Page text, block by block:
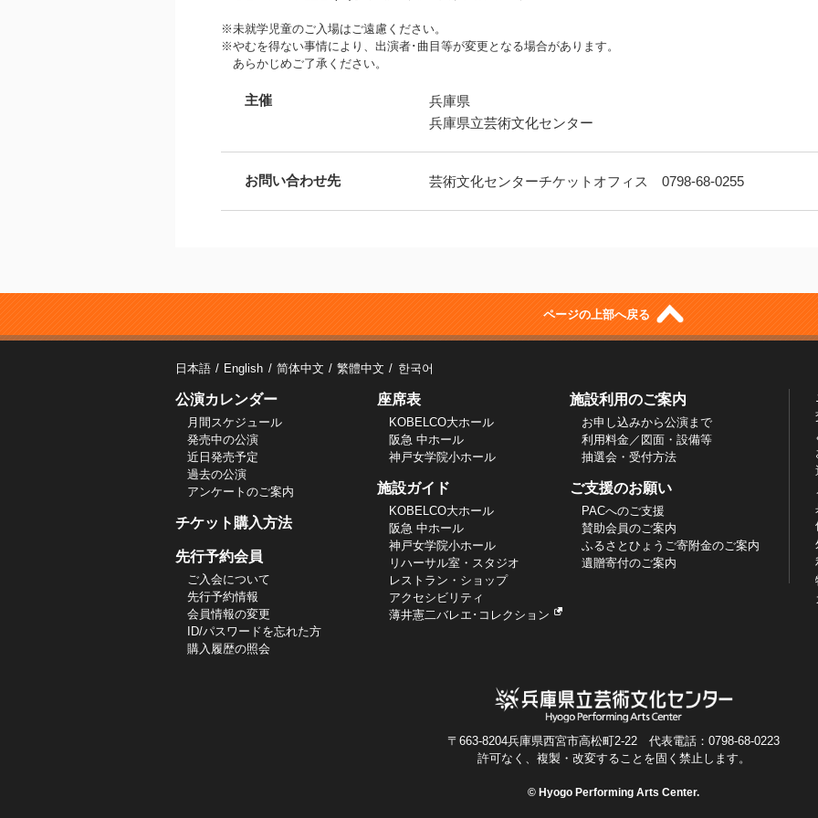
※未就学児童のご入場はご遠慮ください。
※やむを得ない事情により、出演者･曲目等が変更となる場合があります。
あらかじめご了承ください。
主催
兵庫県
兵庫県立芸術文化センター
お問い合わせ先 芸術文化センターチケットオフィス 0798-68-0255
ページの上部へ戻る
日本語 English 简体中文 繁體中文 한국어
公演カレンダー
月間スケジュール
発売中の公演
近日発売予定
過去の公演
アンケートのご案内
チケット購入方法
先行予約会員
ご入会について
先行予約情報
会員情報の変更
ID/パスワードを忘れた方
購入履歴の照会
座席表
KOBELCO大ホール
阪急 中ホール
神戸女学院小ホール
施設ガイド
KOBELCO大ホール
阪急 中ホール
神戸女学院小ホール
リハーサル室・スタジオ
レストラン・ショップ
アクセシビリティ
薄井憲二バレエ･コレクション
施設利用のご案内
お申し込みから公演まで
利用料金／図面・設備等
抽選会・受付方法
ご支援のお願い
PACへのご支援
賛助会員のご案内
ふるさとひょうご寄附金のご案内
遺贈寄付のご案内
〒663-8204兵庫県西宮市高松町2-22 代表電話：0798-68-0223
許可なく、複製・改変することを固く禁止します。
© Hyogo Performing Arts Center.